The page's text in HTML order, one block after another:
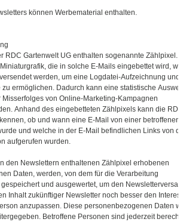
können Werbematerial enthalten.
RDC Gartenwelt UG enthalten sogenannte Zählpixel.
die in solche E-Mails eingebettet wird,
werden, um eine Logdatei-Aufzeichnung und
ermöglichen. Dadurch kann eine statistische
Misserfolges von Online-Marketing-Kampagnen
Anhand des eingebetteten Zählpixels kann die RDC
ob und wann eine E-Mail von einer betroffenen
und welche in der E-Mail befindlichen Links von
aufgerufen wurden.
den Newslettern enthaltenen Zählpixel erhobenen
Daten, werden, von dem für die Verarbeitung
und ausgewertet, um den
Inhalt zukünftiger Newsletter noch besser den
anzupassen. Diese personenbezogenen Daten
Betroffene Personen sind jederzeit